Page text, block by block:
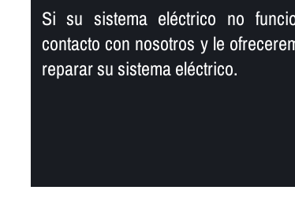
Si su sistema eléctrico no
contacto con nosotros y le
reparar su sistema eléctrico.